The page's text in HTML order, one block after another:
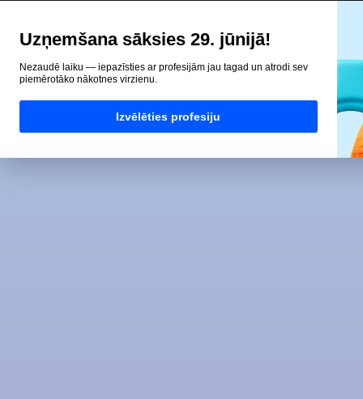
Uzņemšana sāksies 29. jūnijā!
Nezaudē laiku — iepazīsties ar profesijām jau tagad un atrodi sev
piemērotāko nākotnes virzienu.
Izvēlēties profesiju